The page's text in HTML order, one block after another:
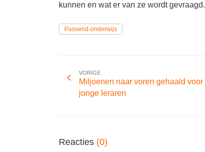
kunnen en wat er van ze wordt gevraagd.
Passend-onderwijs
VORIGE
Miljoenen naar voren gehaald voor
jonge leraren
Reacties (0)